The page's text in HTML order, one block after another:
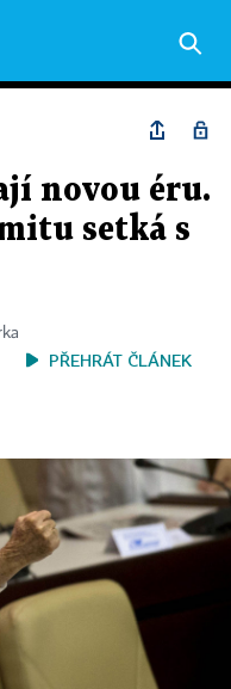
novou éru.
setká s
PŘEHRÁT ČLÁNEK